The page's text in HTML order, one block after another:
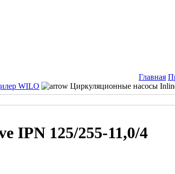
Главная
WILO Циркуляционные насосы
IPN 125/255-11,0/4